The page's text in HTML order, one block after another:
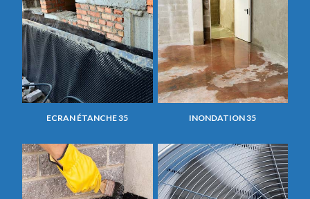
ECRAN ÉTANCHE 35 INONDATION 35